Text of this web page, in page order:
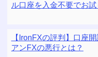
ル口座を入金不要でお試
【IronFXの評判】口座
アンFXの悪行とは？